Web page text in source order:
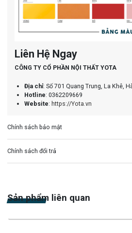
Liên Hệ Ngay
CÔNG TY CỔ PHẦN NỘI THẤT YOTA
Địa chỉ: Số 701 Quang Trung, La Khê,
Hotline: 0362209669
Website: https://Yota.vn
Chính sách bảo mật
Chính sách đổi trả
Sản phẩm liên quan